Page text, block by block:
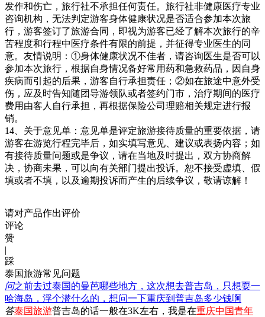
发作和伤亡，旅行社不承担任何责任。旅行社非健康医疗专业
咨询机构，无法判定游客身体健康状况是否适合参加本次旅
行，游客签订了旅游合同，即视为游客已经了解本次旅行的辛
苦程度和行程中医疗条件有限的前提，并征得专业医生的同
意。友情说明：①身体健康状况不佳者，请咨询医生是否可以
参加本次旅行，根据自身情况备好常用药和急救药品，因自身
疾病而引起的后果，游客自行承担责任；②如在旅途中意外受
伤，应及时告知随团导游领队或者签约门市，治疗期间的医疗
费用由客人自行承担，再根据保险公司理赔相关规定进行报
销。
14、关于意见单：意见单是评定旅游接待质量的重要依据，请
游客在游览行程完毕后，如实填写意见、建议或表扬内容；如
有接待质量问题或是争议，请在当地及时提出，双方协商解
决，协商未果，可以向有关部门提出投诉。恕不接受虚填、假
填或者不填，以及逾期投诉而产生的后续争议，敬请谅解！
请对产品作出评价
评论
赞
|
踩
泰国旅游常见问题
问之前去过泰国的曼芭哪些地方，这次想去普吉岛，只想耍一
哈海岛，浮个潜什么的，想问一下重庆到普吉岛多少钱啊
答泰国旅游普吉岛的话一般在3K左右，我是在重庆中国青年